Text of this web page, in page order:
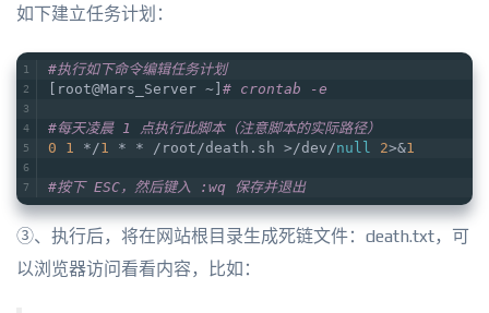
如下建立任务计划：
#执行如下命令编辑任务计划
[root@Mars_Server ~] # crontab -e
#每天凌晨 1 点执行此脚本（注意脚本的实际路径）
0
1 */1 * * /root/death.sh >/dev/null 2>&1
#按下 ESC，然后键入 :wq 保存并退出
③、执行后，将在网站根目录生成死链文件：death.txt，可
以浏览器访问看看内容，比如：